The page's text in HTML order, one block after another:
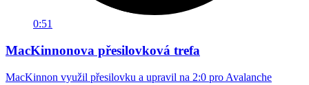
0:51
MacKinnonova přesilovková trefa
MacKinnon využil přesilovku a upravil na 2:0 pro Avalanche